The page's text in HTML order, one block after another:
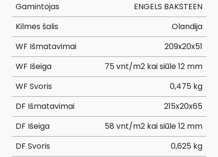
Gamintojas
ENGELS BAKSTEEN
Kilmės šalis
Olandija
WF Išmatavimai
209x20x51
WF Išeiga
75 vnt/m2 kai siūlė 12 mm
WF Svoris
0,475 kg
DF Išmatavimai
215x20x65
DF Išeiga
58 vnt/m2 kai siūlė 12 mm
DF Svoris
0,625 kg